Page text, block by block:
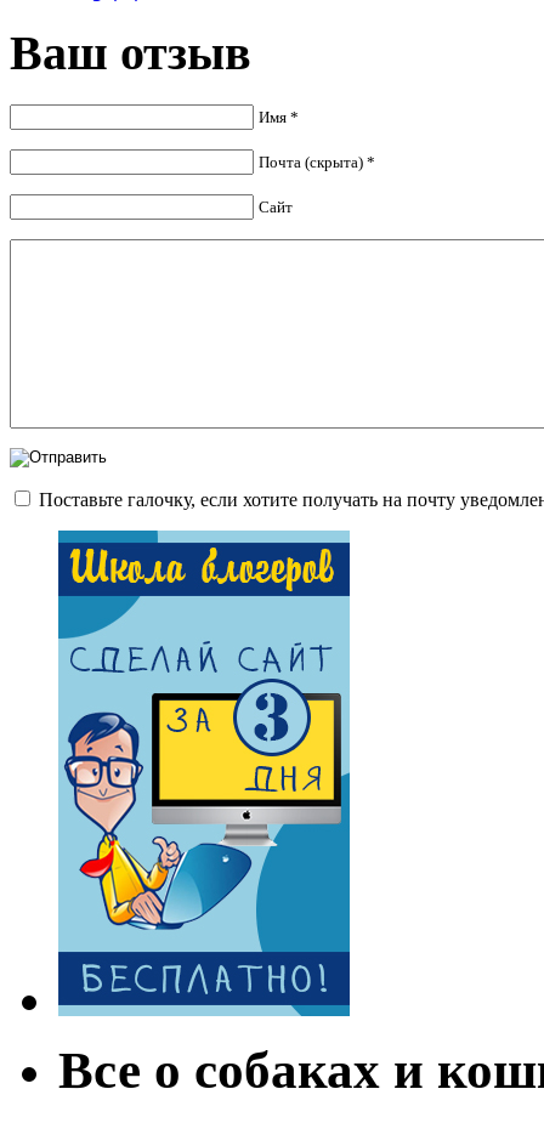
Ваш отзыв
Имя *
Почта (скрыта) *
Сайт
Поставьте галочку, если хотите получать на почту
Все о собаках и